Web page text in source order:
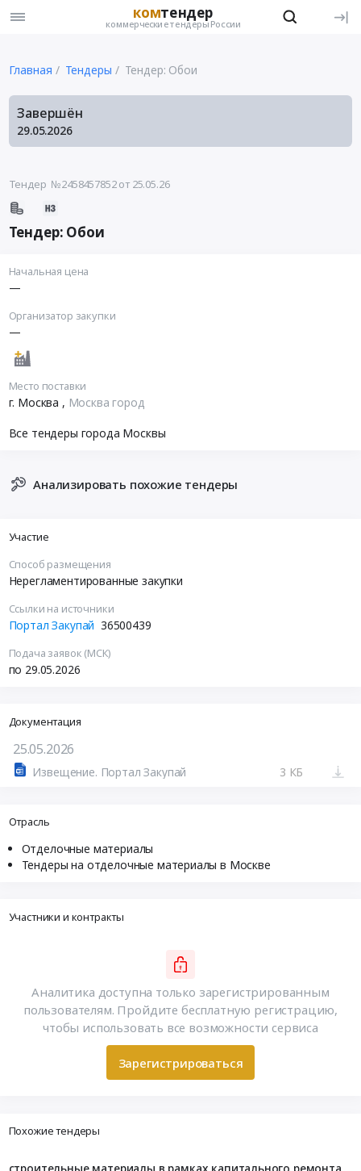
комтендер
коммерческие тендеры России
Главная Тендеры Тендер: Обои
Завершён
29.05.2026
Тендер №2458457852от 25.05.26
Тендер: Обои
Начальная цена
—
Организатор закупки
—
Место поставки
г. Москва , Москва город
Все тендеры города Москвы
Анализировать похожие тендеры
Участие
Способ размещения
Нерегламентированные закупки
Ссылки на источники
Портал Закупай 36500439
Подача заявок (МСК)
по 29.05.2026
Документация
25.05.2026
Извещение. Портал Закупай 3 КБ
Отрасль
Отделочные материалы
Тендеры на отделочные материалы в Москве
Участники и контракты
Аналитика доступна только зарегистрированным
пользователям. Пройдите бесплатную регистрацию,
чтобы использовать все возможности сервиса
Зарегистрироваться
Похожие тендеры